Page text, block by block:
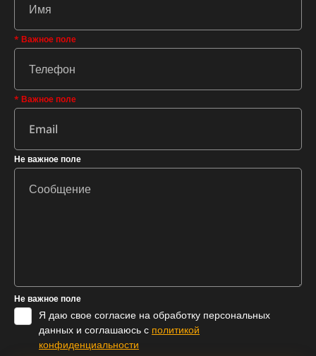
* Важное поле
* Важное поле
Не важное поле
Не важное поле
Я даю свое согласие на обработку персональных
данных и соглашаюсь с политикой
конфиденциальности